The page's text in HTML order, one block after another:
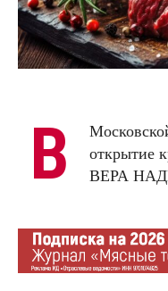
В
ВЕРА